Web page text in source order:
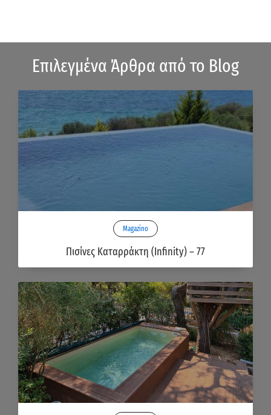
Επιλεγμένα Άρθρα από το Blog
Magazino
Πισίνες Καταρράκτη (Infinity) – 77